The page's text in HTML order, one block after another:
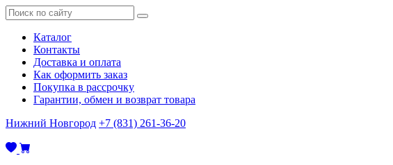
Каталог
Контакты
Доставка и оплата
Как оформить заказ
Покупка в рассрочку
Гарантии, обмен и возврат товара
Нижний Новгород +7 (831) 261-36-20